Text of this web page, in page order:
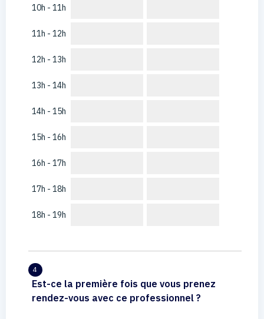
10h - 11h
11h - 12h
12h - 13h
13h - 14h
14h - 15h
15h - 16h
16h - 17h
17h - 18h
18h - 19h
4
Est-ce la première fois que vous prenez
rendez-vous avec ce professionnel ?